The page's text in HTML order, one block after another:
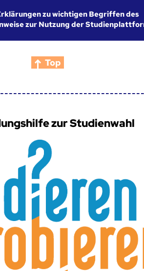
zu wichtigen Begriffen des
zur Nutzung der
Top
zur Studienwahl